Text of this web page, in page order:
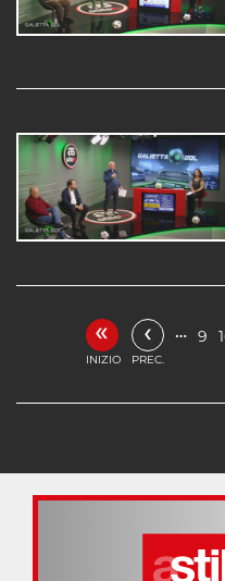
«
INIZIO
‹
PREC.
… 9